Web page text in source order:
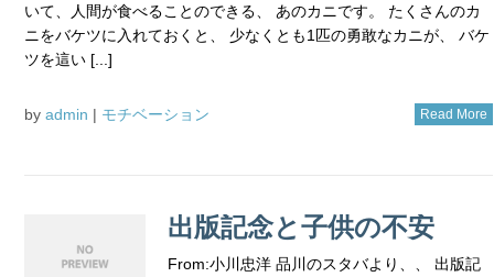
いて、人間が食べることのできる、 あのカニです。 たくさんのカ
ニをバケツに入れておくと、 少なくとも1匹の勇敢なカニが、 バケ
ツを這い [...]
by admin | モチベーション Read More
出版記念と子供の不安
From:小川忠洋 品川のスタバより、、 出版記